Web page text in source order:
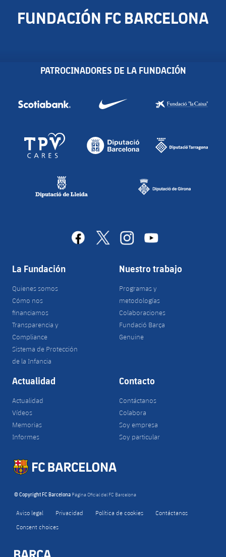
FUNDACIÓN FC BARCELONA
PATROCINADORES DE LA FUNDACIÓN
facebook
x instagramyoutube
La Fundación
Quienes somos
Cómo nos
financiamos
Transparencia y
Compliance
Sistema de Protección
de la Infancia
Nuestro trabajo
Programas y
metodologías
Colaboraciones
Fundació Barça
Genuine
Actualidad
Actualidad
Vídeos
Memorias
Informes
Contacto
Contáctanos
Colabora
Soy empresa
Soy particular
© Copyright FC Barcelona Página Oficial del FC Barcelona
Aviso legal Privacidad Política de cookies
Contáctanos
Consent choices